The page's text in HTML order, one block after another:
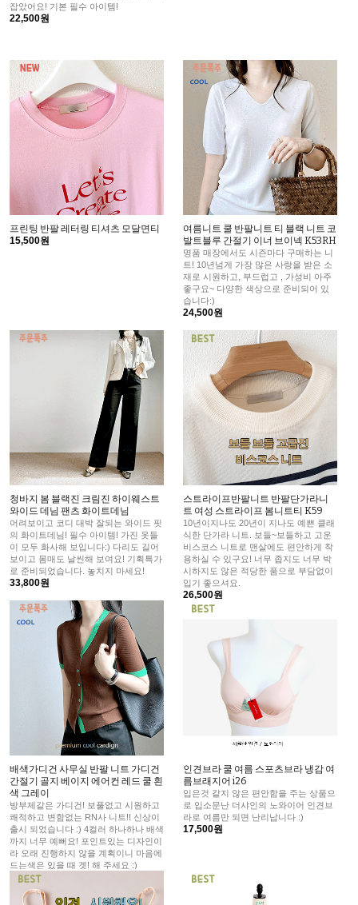
잡았어요! 기본 필수 아이템!
22,500원
프린팅 반팔 레터링 티셔츠 모달면티
15,500원
여름니트 쿨 반팔니트 티 블랙 니트 코
발트블루 간절기 이너 브이넥 K53RH
명품 매장에서도 시즌마다 구매하는 니
트! 10년넘게 가장 많은 사랑을 받은 소
재로 시원하고, 부드럽고 , 가성비 아주
좋구요~ 다양한 색상으로 준비되어 있
습니다:)
24,500원
청바지 봄 블랙진 크림진 하이웨스트
와이드 데님 팬츠 화이트데님
어려보이고 코디 대박 잘되는 와이드 핏
의 화이트데님! 필수 아이템! 가진 옷들
이 모두 화사해 보입니다:) 다리도 길어
보이고 몸매도 날씬해 보여요! 기획특가
로 준비되었습니다. 놓치지 마세요!
33,800원
스트라이프반팔니트 반팔단가라니
트 여성 스트라이프 봄니트티 K59
10년이지나도 20년이 지나도 예쁜 클래
식한 단가라 니트. 보들~보들하고 고운
비스코스 니트로 맨살에도 편안하게 착
용하실 수 있구요! 너무 좁지도 너무 박
시하지도 않은 적당한 품으로 부담없이
입기 좋으셔요.
26,500원
배색가디건 사무실 반팔 니트 가디건
간절기 골지 베이지 에어컨 레드 쿨 흰
색 그레이
방부제같은 가디건! 보풀없고 시원하고
쾌적하고 변함없는 RN사 니트!! 신상이
출시 되었습니다 :) 4컬러 하나하나 배색
까지 너무 예뻐요! 포인트있는 디자인이
라 오래 진행하지 않을 계획이니 마음에
드는색은 있을 때 겟! 해 주세요 :)
29,900원
인견브라 쿨 여름 스포츠브라 냉감 여
름브래지어 i26
입은것 같지 않은 편안함을 주는 상품으
로 입소문난 더샤인의 노와이어 인견브
라로 여름만 되면 난리납니다 :)
17,500원